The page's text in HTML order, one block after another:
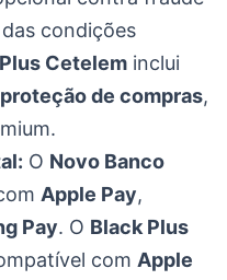
condições
Cetelem inclui
proteção de compras,
O Novo Banco
Apple Pay,
Pay. O Black Plus
com Apple